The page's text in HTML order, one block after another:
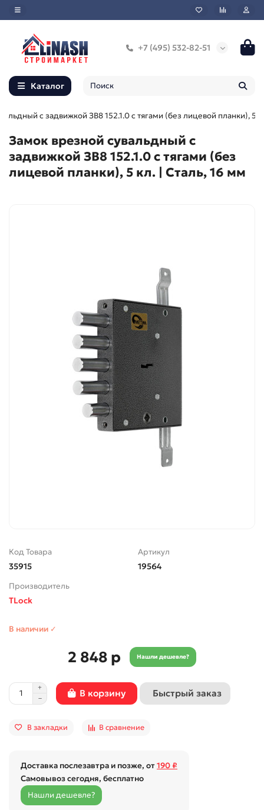
+7 (495) 532-82-51
Каталог
с задвижкой ЗВ8 152.1.0 с тягами (без лицевой планки), 5
Замок врезной сувальдный с
задвижкой ЗВ8 152.1.0 с тягами (без
лицевой планки), 5 кл. | Сталь, 16 мм
Код Товара
35915
Артикул
19564
Производитель
TLock
В наличии ✓
2 848 р Нашли дешевле?
В корзину Быстрый заказ
В закладки В сравнение
Доставка послезавтра и позже, от190 ₽
Самовывоз сегодня, бесплатно
Нашли дешевле?